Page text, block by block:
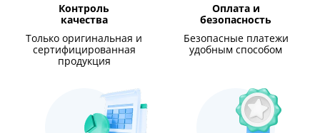
Контроль
качества
Только оригинальная и
сертифицированная
продукция
Оплата и
безопасность
Безопасные платежи
удобным способом